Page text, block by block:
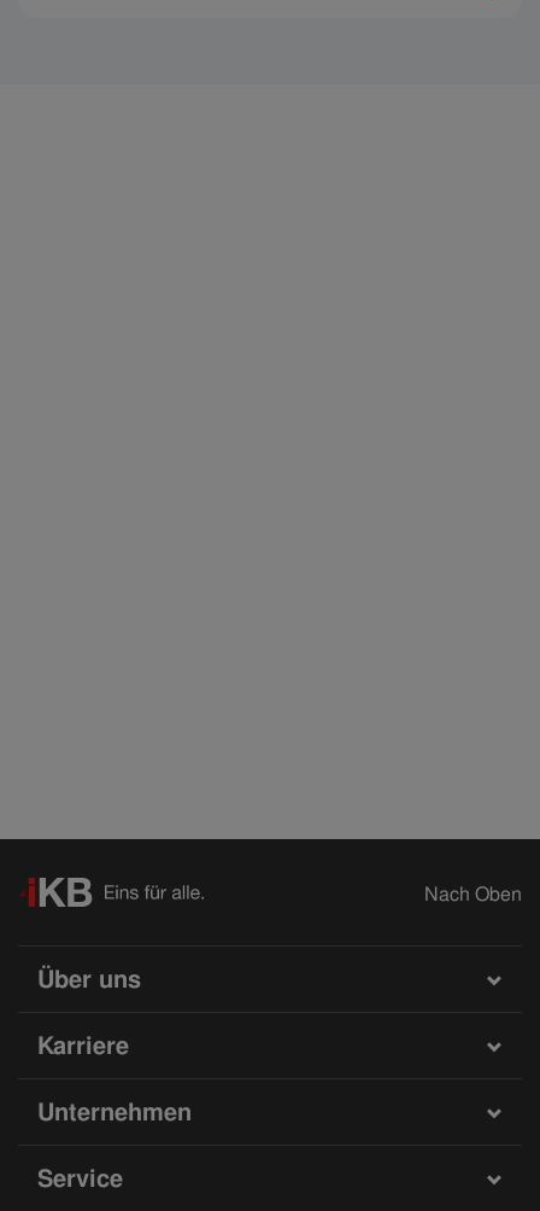
Nach Oben
Über uns
Karriere
Unternehmen
Service